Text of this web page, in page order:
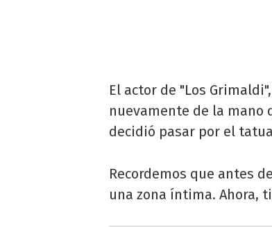
El actor de "Los
nuevamente de la mano
decidió pasar por el
Recordemos que antes
una zona íntima. Ahora,